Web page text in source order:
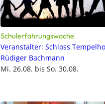
Schulerfahrungswoche
Veranstalter: Schloss
Rüdiger Bachmann
Mi. 26.08. bis So. 30.08.